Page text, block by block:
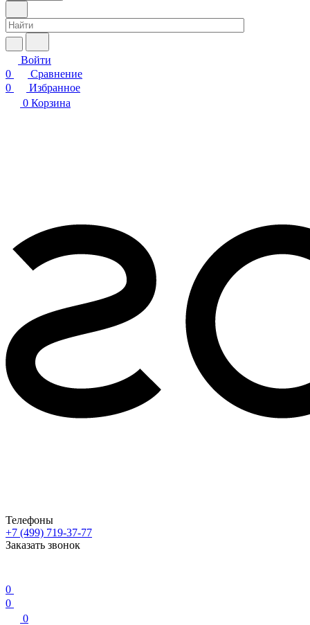
Войти
0
Сравнение
0
Избранное
0 Корзина
Телефоны
+7 (499) 719-37-77
Заказать звонок
0
0
0